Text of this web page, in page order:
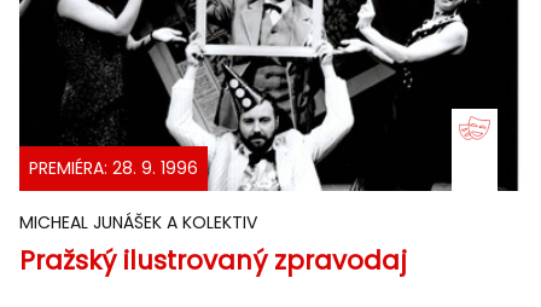
PREMIÉRA: 28. 9. 1996
MICHEAL JUNÁŠEK A KOLEKTIV
Pražský ilustrovaný zpravodaj